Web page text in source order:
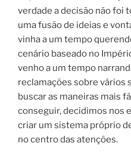
verdade a decisão não foi
uma fusão de ideias e
vinha a um tempo
cenário baseado no
venho a um tempo
reclamações sobre vários
buscar as maneiras mais
conseguir, decidimos nos
criar um sistema próprio
no centro das atenções.